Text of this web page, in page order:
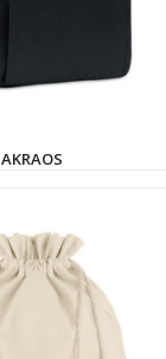
AKRAOS